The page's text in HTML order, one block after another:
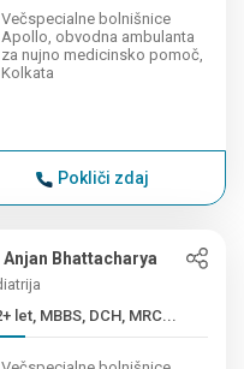
Večspecialne bolnišnice
Apollo, obvodna ambulanta
za nujno medicinsko pomoč,
Kolkata
Pokliči zdaj
Anjan Bhattacharya
let, MBBS, DCH, MRC...